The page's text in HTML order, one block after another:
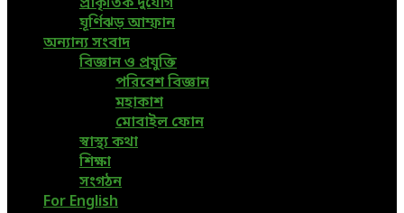
ঘূর্ণিঝড় আম্ফান
অন্যান্য সংবাদ
বিজ্ঞান ও প্রযুক্তি
পরিবেশ বিজ্ঞান
মহাকাশ
মোবাইল ফোন
স্বাস্থ্য কথা
শিক্ষা
সংগঠন
For English